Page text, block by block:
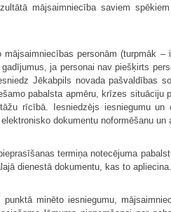
mājsaimniecība saviem
personām (turpmāk
ja personai nav piešķirts
Jēkabpils novada pašvaldības
pabalsta apmēru, krīzes
rīcībā. Iesniedzējs iesniegumu
dokumentu noformēšanu un
termiņa notecējuma
dienestā dokumentu, kas to apliecina.
minēto iesniegumu,